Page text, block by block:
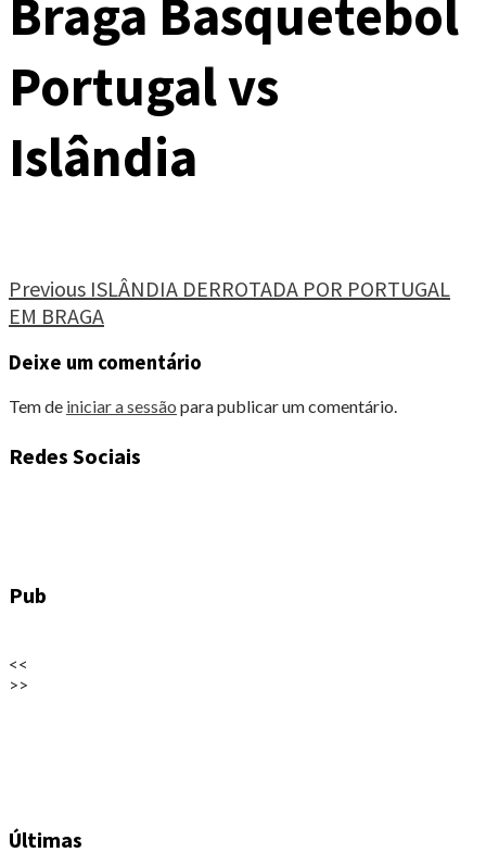
Braga Basquetebol
Portugal vs
Islândia
Continue
Reading
Previous ISLÂNDIA DERROTADA POR PORTUGAL
EM BRAGA
Deixe um comentário
Tem de iniciar a sessão para publicar um comentário.
Redes Sociais
Pub
<<
>>
Últimas